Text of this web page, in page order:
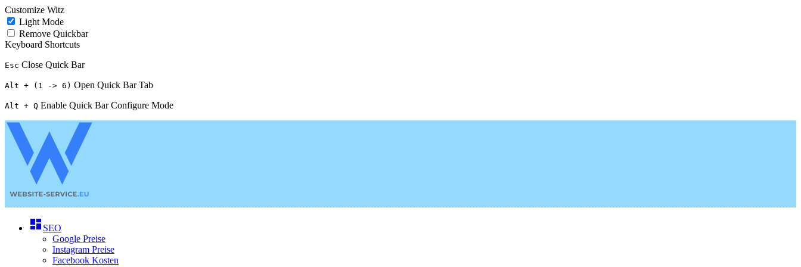
Customize Witz
Light Mode
Remove Quickbar
Keyboard Shortcuts
Esc Close Quick Bar
Alt + (1 -> 6) Open Quick Bar Tab
Alt + Q Enable Quick Bar Configure Mode
dashboard SEO
Google Preise
Instagram Preise
Facebook Kosten